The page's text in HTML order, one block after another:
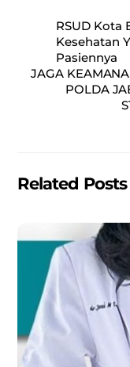
c
e
b
ai
l s
A
p
p
RSUD Kota
Kesehatan
Pasiennya
JAGA
POLDA
Related Posts